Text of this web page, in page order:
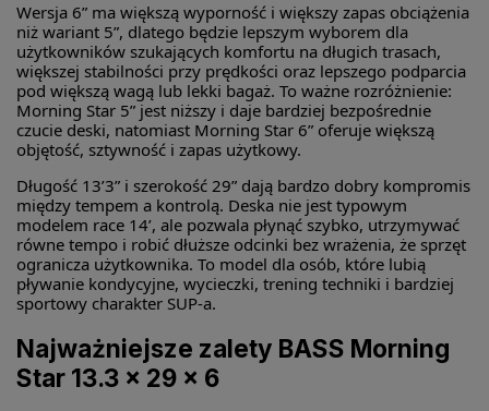
Wersja 6” ma większą wyporność i większy zapas obciążenia
niż wariant 5”, dlatego będzie lepszym wyborem dla
użytkowników szukających komfortu na długich trasach,
większej stabilności przy prędkości oraz lepszego podparcia
pod większą wagą lub lekki bagaż. To ważne rozróżnienie:
Morning Star 5” jest niższy i daje bardziej bezpośrednie
czucie deski, natomiast Morning Star 6” oferuje większą
objętość, sztywność i zapas użytkowy.
Długość 13’3” i szerokość 29” dają bardzo dobry kompromis
między tempem a kontrolą. Deska nie jest typowym
modelem race 14’, ale pozwala płynąć szybko, utrzymywać
równe tempo i robić dłuższe odcinki bez wrażenia, że sprzęt
ogranicza użytkownika. To model dla osób, które lubią
pływanie kondycyjne, wycieczki, trening techniki i bardziej
sportowy charakter SUP-a.
Najważniejsze zalety BASS Morning
Star 13.3 x 29 x 6